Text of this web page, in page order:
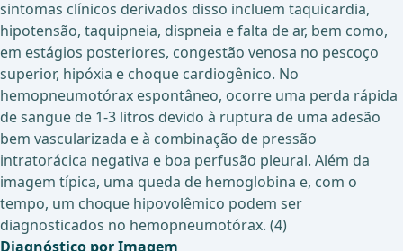
sintomas clínicos derivados disso incluem taquicardia,
hipotensão, taquipneia, dispneia e falta de ar, bem como,
em estágios posteriores, congestão venosa no pescoço
superior, hipóxia e choque cardiogênico. No
hemopneumotórax espontâneo, ocorre uma perda rápida
de sangue de 1-3 litros devido à ruptura de uma adesão
bem vascularizada e à combinação de pressão
intratorácica negativa e boa perfusão pleural. Além da
imagem típica, uma queda de hemoglobina e, com o
tempo, um choque hipovolêmico podem ser
diagnosticados no hemopneumotórax. (4)
Diagnóstico por Imagem